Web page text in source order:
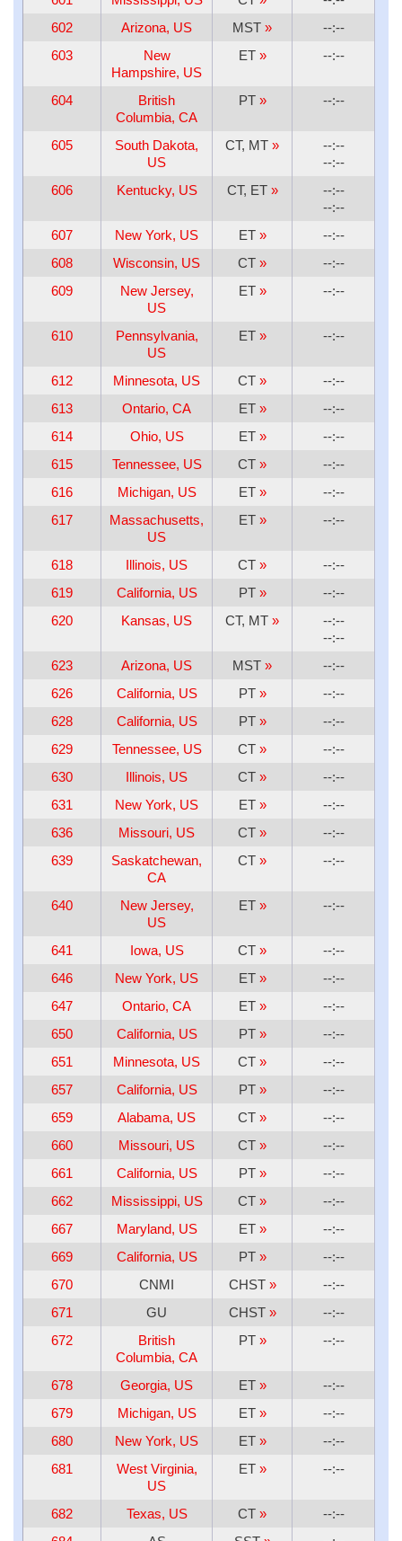
602
Arizona, US MST »
--:--
603
New
Hampshire, US
ET » --:--
604
British
Columbia, CA
PT » --:--
605
South Dakota,
US
CT, MT »
--:--
--:--
606
Kentucky, US CT, ET »
--:--
--:--
607
New York, US ET »
--:--
608
Wisconsin, US CT »
--:--
609
New Jersey,
US
ET » --:--
610
Pennsylvania,
US
ET » --:--
612 Minnesota, US CT »
--:--
613
Ontario, CA ET »
--:--
614
Ohio, US ET »
--:--
615
Tennessee, US CT »
--:--
616
Michigan, US ET »
--:--
617
Massachusetts,
US
ET » --:--
618 Illinois, US CT »
--:--
619
California, US PT »
--:--
620
Kansas, US CT, MT »
--:--
--:--
623
Arizona, US MST »
--:--
626
California, US PT »
--:--
628
California, US PT »
--:--
629
Tennessee, US CT »
--:--
630
Illinois, US CT »
--:--
631
New York, US ET »
--:--
636
Missouri, US CT »
--:--
639
Saskatchewan,
CA
CT » --:--
640
New Jersey,
US
ET » --:--
641 Iowa, US CT »
--:--
646
New York, US ET »
--:--
647
Ontario, CA ET »
--:--
650
California, US PT »
--:--
651
Minnesota, US CT »
--:--
657
California, US PT »
--:--
659
Alabama, US CT »
--:--
660
Missouri, US CT »
--:--
661
California, US PT »
--:--
662
Mississippi, US CT »
--:--
667
Maryland, US ET »
--:--
669
California, US PT »
--:--
670
CNMI CHST »
--:--
671
GU CHST »
--:--
672
British
Columbia, CA
PT » --:--
678 Georgia, US ET »
--:--
679
Michigan, US ET »
--:--
680
New York, US ET »
--:--
681
West Virginia,
US
ET » --:--
682 Texas, US CT »
--:--